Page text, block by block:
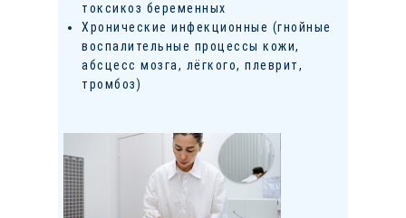
токсикоз беременных
Хронические инфекционные (гнойные
воспалительные процессы кожи,
абсцесс мозга, лёгкого, плеврит,
тромбоз)